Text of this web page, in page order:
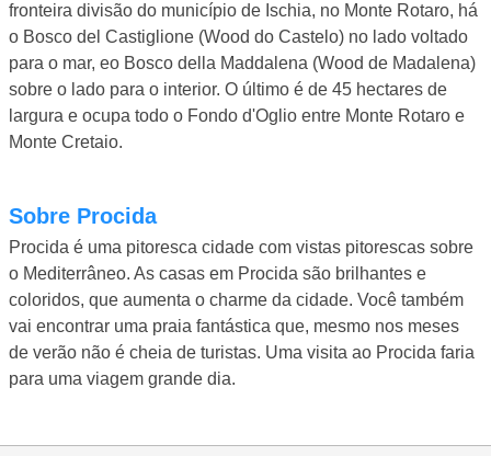
fronteira divisão do município de Ischia, no Monte Rotaro, há
o Bosco del Castiglione (Wood do Castelo) no lado voltado
para o mar, eo Bosco della Maddalena (Wood de Madalena)
sobre o lado para o interior. O último é de 45 hectares de
largura e ocupa todo o Fondo d'Oglio entre Monte Rotaro e
Monte Cretaio.
Sobre Procida
Procida é uma pitoresca cidade com vistas pitorescas sobre
o Mediterrâneo. As casas em Procida são brilhantes e
coloridos, que aumenta o charme da cidade. Você também
vai encontrar uma praia fantástica que, mesmo nos meses
de verão não é cheia de turistas. Uma visita ao Procida faria
para uma viagem grande dia.